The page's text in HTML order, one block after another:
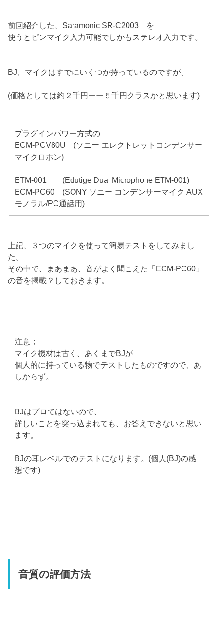
前回紹介した、Saramonic SR-C2003 を
使うとピンマイク入力可能でしかもステレオ入力です。
BJ、マイクはすでにいくつか持っているのですが、
(価格としては約２千円ーー５千円クラスかと思います)
プラグインパワー方式の
ECM-PCV80U (ソニー エレクトレットコンデンサー
マイクロホン)
ETM-001 (Edutige Dual Microphone ETM-001)
ECM-PC60 (SONY ソニー コンデンサーマイク AUX
モノラル/PC通話用)
上記、３つのマイクを使って簡易テストをしてみまし
た。
その中で、まあまあ、音がよく聞こえた「ECM-PC60」
の音を掲載？しておきます。
注意；
マイク機材は古く、あくまでBJが
個人的に持っている物でテストしたものですので、あ
しからず。
BJはプロではないので、
詳しいことを突っ込まれても、お答えできないと思い
ます。
BJの耳レベルでのテストになります。(個人(BJ)の感
想です)
音質の評価方法